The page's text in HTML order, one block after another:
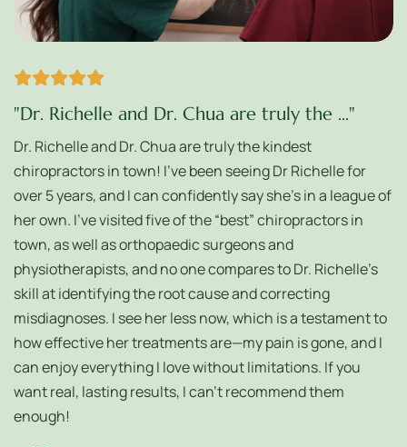
"Dr. Richelle and Dr. Chua are truly the ..."
Dr. Richelle and Dr. Chua are truly the kindest
chiropractors in town! I’ve been seeing Dr Richelle for
over 5 years, and I can confidently say she’s in a league of
her own. I’ve visited five of the “best” chiropractors in
town, as well as orthopaedic surgeons and
physiotherapists, and no one compares to Dr. Richelle’s
skill at identifying the root cause and correcting
misdiagnoses. I see her less now, which is a testament to
how effective her treatments are—my pain is gone, and I
can enjoy everything I love without limitations. If you
want real, lasting results, I can’t recommend them
enough!